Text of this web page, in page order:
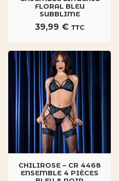
FLORAL BLEU
SUBBLIME
39,99 € TTC
CHILIROSE – CR 4468
ENSEMBLE 4 PIÈCES